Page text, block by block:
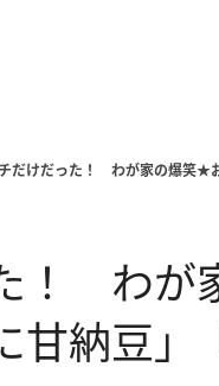
だけだった！ わが家の爆笑★
！ わが
甘納豆」